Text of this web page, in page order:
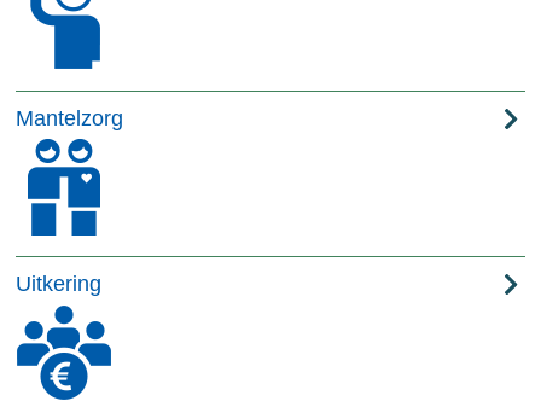
Mantelzorg
Uitkering